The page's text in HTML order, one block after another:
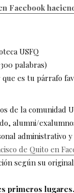
Facebook
USFQ
palabras)
es tu párrafo
de la comunidad
alumni/
administrativo y
de Quito en
según su
primeros